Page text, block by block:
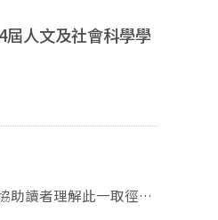
屆人文及社會科學學
助讀者理解此一取徑背
博士生、學術研究人